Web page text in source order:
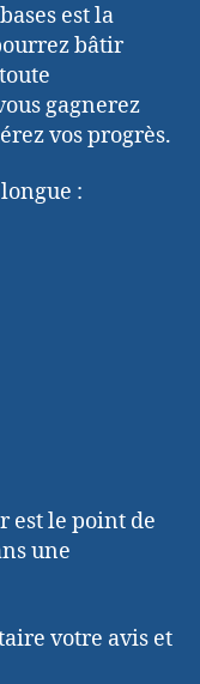
est la
bâtir
gagnerez
vos progrès.
:
est le point de
une
votre avis et